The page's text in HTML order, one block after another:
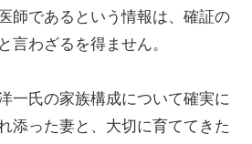
師であるという情報は、確証の
言わざるを得ません。
一氏の家族構成について確実に
添った妻と、大切に育ててきた